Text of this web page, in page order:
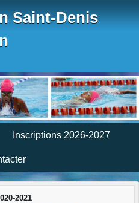
Saint-Denis
Inscriptions 2026-2027
2021